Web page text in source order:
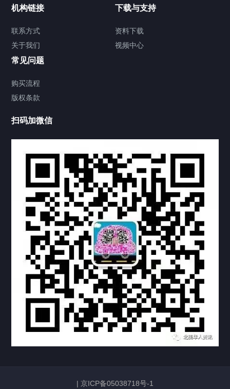
签署类文件海牙认证程序费用
视频中心
定制案例
科研实验室
厂区介绍
中国公证处海牙认证
热门标签 TAG
机构链接
联系方式
关于我们
下载与支持
资料下载
视频中心
常见问题
购买流程
版权条款
扫码加微信
| 京ICP备05038718号-1